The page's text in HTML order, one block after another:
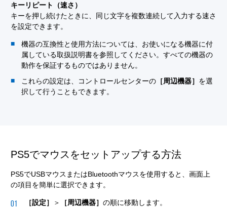
キーリピート（速さ）
キーを押し続けたときに、同じ文字を複数連続して入力する速さ
を設定できます。
機器の互換性と使用方法については、お使いになる機器に付
属している取扱説明書を参照してください。すべての機器の
動作を保証するものではありません。
これらの設定は、コントロールセンターの ［周辺機器］ を選
択して行うこともできます。
PS5でマウスをセットアップする方法
PS5でUSBマウスまたはBluetoothマウスを使用すると、画面上
の項目を簡単に選択できます。
［設定］ ＞ ［周辺機器］ の順に移動します。